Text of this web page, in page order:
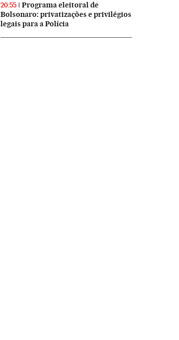
20:55
Programa eleitoral de
Bolsonaro: privatizações e privilégios
legais para a Polícia